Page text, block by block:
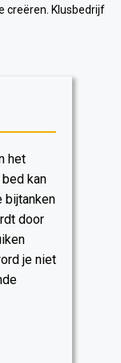
creëren. Klusbedrijf
het
kan
bijtanken
door
je niet